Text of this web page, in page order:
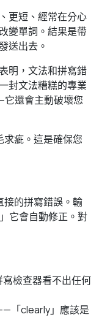
更短、經常在分心
變單詞。結果是帶
送出去。
明，文法和拼寫錯
封文法糟糕的專業
還會主動破壞您
求疵。這是確保您
接的拼寫錯誤。輸
它會自動修正。對
檢查器看不出任何
「clearly」應該是